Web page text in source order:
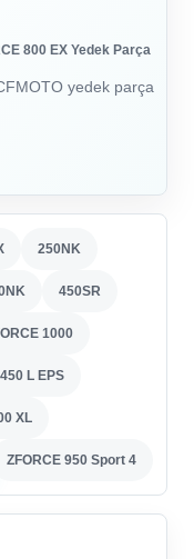
800 EX Yedek Parça
yedek parça
250NK
450SR
1000
L EPS
XL
ZFORCE 950 Sport 4